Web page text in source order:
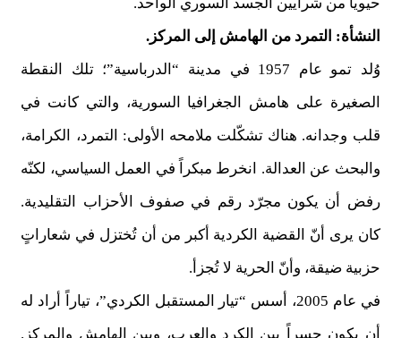
حيوياً من شرايين الجسد السوري الواحد.
النشأة: التمرد من الهامش إلى المركز.
وُلد تمو عام 1957 في مدينة “الدرباسية”؛ تلك النقطة
الصغيرة على هامش الجغرافيا السورية، والتي كانت في
قلب وجدانه. هناك تشكّلت ملامحه الأولى: التمرد، الكرامة،
والبحث عن العدالة. انخرط مبكراً في العمل السياسي، لكنّه
رفض أن يكون مجرّد رقم في صفوف الأحزاب التقليدية.
كان يرى أنّ القضية الكردية أكبر من أن تُختزل في شعاراتٍ
حزبية ضيقة، وأنّ الحرية لا تُجزأ.
في عام 2005، أسس “تيار المستقبل الكردي”، تياراً أراد له
أن يكون جسراً بين الكرد والعرب، وبين الهامش والمركز.